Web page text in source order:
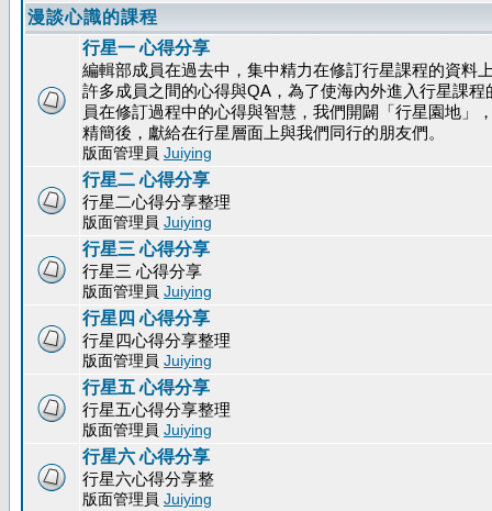
漫談心識的課程
行星一 心得分享
編輯部成員在過去中，集中精力在修訂行星課程的資料
許多成員之間的心得與QA，為了使海內外進入行星課
員在修訂過程中的心得與智慧，我們開闢「行星園地」
精簡後，獻給在行星層面上與我們同行的朋友們。
版面管理員 Juiying
行星二 心得分享
行星二心得分享整理
版面管理員 Juiying
行星三 心得分享
行星三 心得分享
版面管理員 Juiying
行星四 心得分享
行星四心得分享整理
版面管理員 Juiying
行星五 心得分享
行星五心得分享整理
版面管理員 Juiying
行星六 心得分享
行星六心得分享整
版面管理員 Juiying